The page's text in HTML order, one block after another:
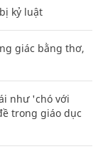
kỷ luật
giác bằng thơ,
như 'chó với
trong giáo dục